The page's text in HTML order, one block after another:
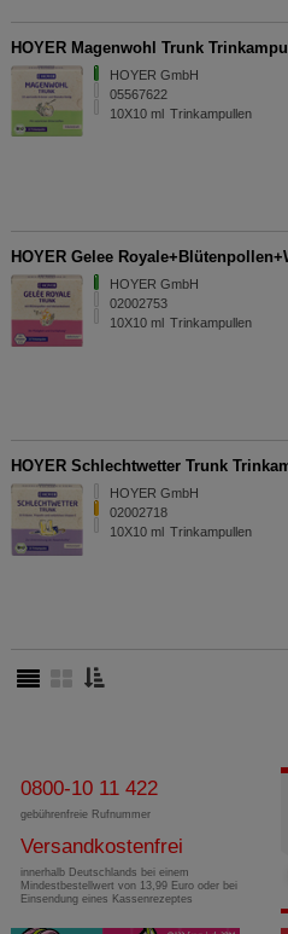
HOYER Magenwohl Trunk
HOYER GmbH
05567622
10X10 ml Trinkampullen
HOYER Gelee
HOYER GmbH
02002753
10X10 ml Trinkampullen
HOYER Schlechtwetter Trunk
HOYER GmbH
02002718
10X10 ml Trinkampullen
0800-10 11 422
gebührenfreie Rufnummer
Versandkostenfrei
innerhalb Deutschlands bei einem
Mindestbestellwert von 13,99 Euro oder bei
Einsendung eines Kassenrezeptes